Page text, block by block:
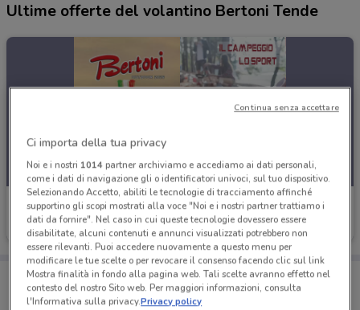
Ultime offerte del volantino Bertoni Tende
Bertoni Tende
Scade il 31/12
Porta DoveConviene sempre con te!
Puoi trovare le migliori offerte dei negozi vicino a te,
salvarle e creare la tua lista del risparmio, comodamente
Ci importa della tua privacy
Noi e i nostri 1014partner archiviamo e accediamo ai dati personali,
come i dati di navigazione gli o identificatori univoci, sul tuo dispositivo.
Selezionando Accetto, abiliti le tecnologie di tracciamento affinché
supportino gli scopi mostrati alla voce "Noi e i nostri partner trattiamo i
dati da fornire". Nel caso in cui queste tecnologie dovessero essere
disabilitate, alcuni contenuti e annunci visualizzati potrebbero non
essere rilevanti. Puoi accedere nuovamente a questo menu per
modificare le tue scelte o per revocare il consenso facendo clic sul link
Mostra finalità in fondo alla pagina web. Tali scelte avranno effetto nel
contesto del nostro Sito web. Per maggiori informazioni, consulta
l'Informativa sulla privacy.Privacy policy
Continua senza accettare